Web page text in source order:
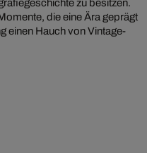
zu besitzen.
die eine Ära geprägt
einen Hauch von Vintage-